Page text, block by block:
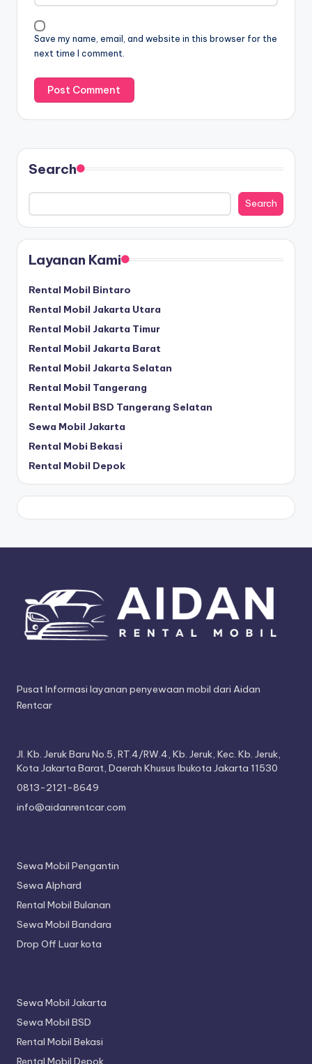
Save my name, email, and website in this browser for the
next time I comment.
Search
Search
Layanan Kami
Rental Mobil Bintaro
Rental Mobil Jakarta Utara
Rental Mobil Jakarta Timur
Rental Mobil Jakarta Barat
Rental Mobil Jakarta Selatan
Rental Mobil Tangerang
Rental Mobil BSD Tangerang Selatan
Sewa Mobil Jakarta
Rental Mobi Bekasi
Rental Mobil Depok
Pusat Informasi layanan penyewaan mobil dari Aidan
Rentcar
Jl. Kb. Jeruk Baru No.5, RT.4/RW.4, Kb. Jeruk, Kec. Kb. Jeruk,
Kota Jakarta Barat, Daerah Khusus Ibukota Jakarta 11530
0813-2121-8649
info@aidanrentcar.com
Sewa Mobil Pengantin
Sewa Alphard
Rental Mobil Bulanan
Sewa Mobil Bandara
Drop Off Luar kota
Sewa Mobil Jakarta
Sewa Mobil BSD
Rental Mobil Bekasi
Rental Mobil Depok